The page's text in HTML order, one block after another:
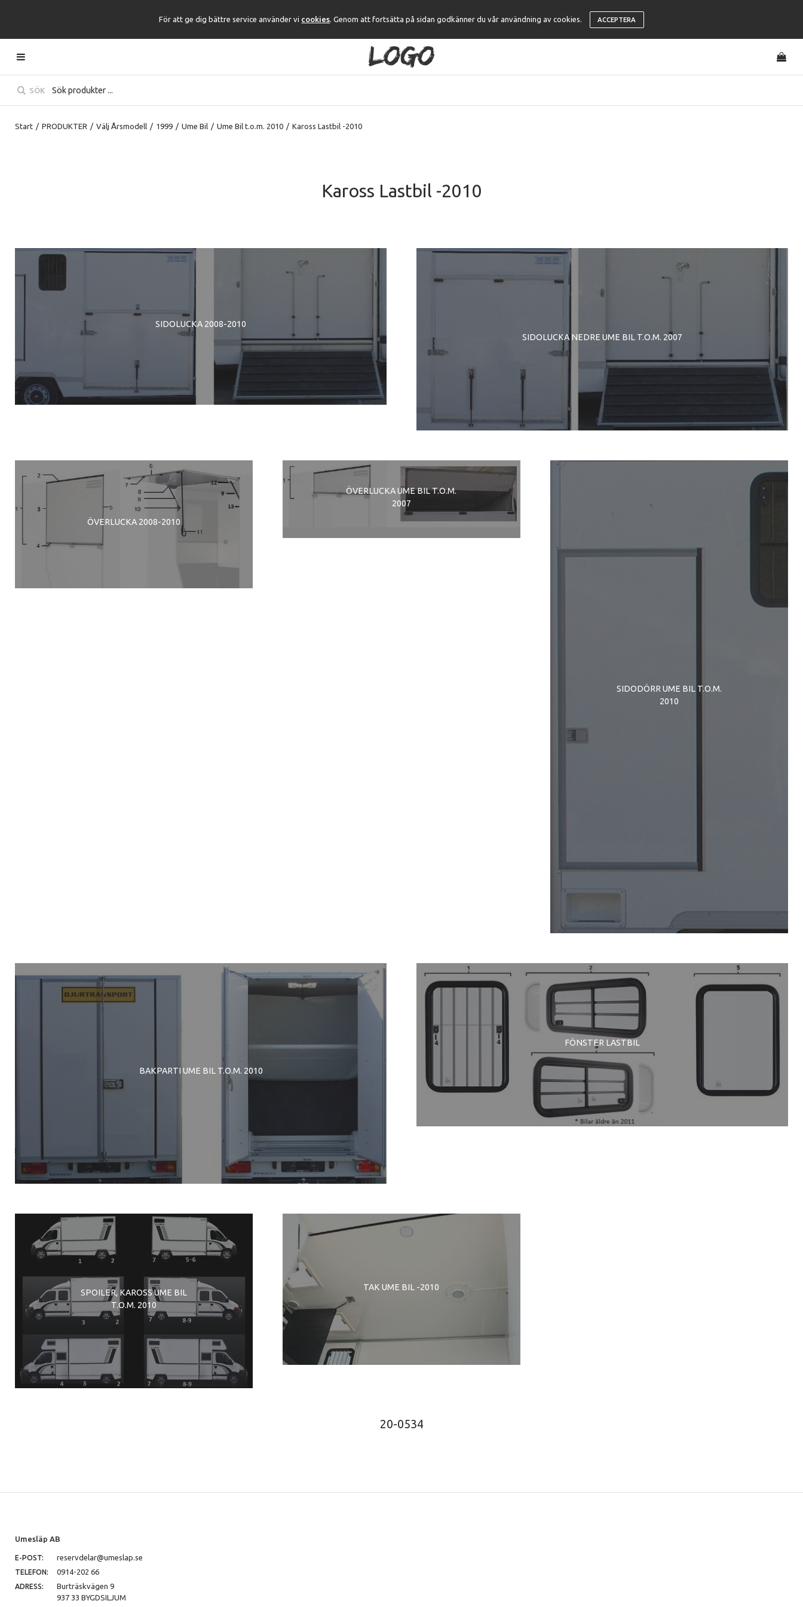
För att ge dig bättre service använder vi cookies. Genom att fortsätta på sidan godkänner du vår användning av cookies. ACCEPTERA
SÖK
Start / PRODUKTER / Välj Årsmodell / 1999 / Ume Bil / Ume Bil t.o.m. 2010 / Kaross Lastbil -2010
Kaross Lastbil -2010
SIDOLUCKA 2008-2010
SIDOLUCKA NEDRE UME BIL T.O.M. 2007
ÖVERLUCKA 2008-2010
ÖVERLUCKA UME BIL T.O.M.
2007
SIDODÖRR UME BIL T.O.M.
2010
BAKPARTI UME BIL T.O.M. 2010
FÖNSTER LASTBIL
SPOILER, KAROSS UME BIL
T.O.M. 2010
TAK UME BIL -2010
20-0534
Umesläp AB
E-POST: reservdelar@umeslap.se
TELEFON: 0914-202 66
ADRESS:
Burträskvägen 9
937 33 BYGDSILJUM